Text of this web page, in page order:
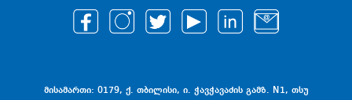
მისამართი: 0179, ქ. თბილისი, ი. ჭავჭავაძის გამზ. N1, თსუ